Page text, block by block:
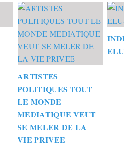
ARTISTES
POLITIQUES TOUT
LE MONDE
MEDIATIQUE VEUT
SE MELER DE LA
VIE PRIVEE